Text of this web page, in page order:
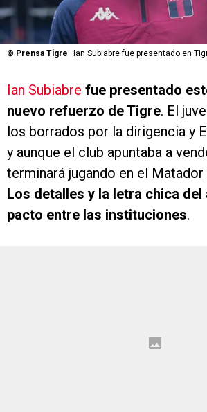
Prensa Tigre Ian Subiabre fue presentado en
nuevo refuerzo de Tigre. El
los borrados por la dirigencia y
y aunque el club apuntaba a
terminará jugando en el
Los detalles y la letra chica del
pacto entre las instituciones.